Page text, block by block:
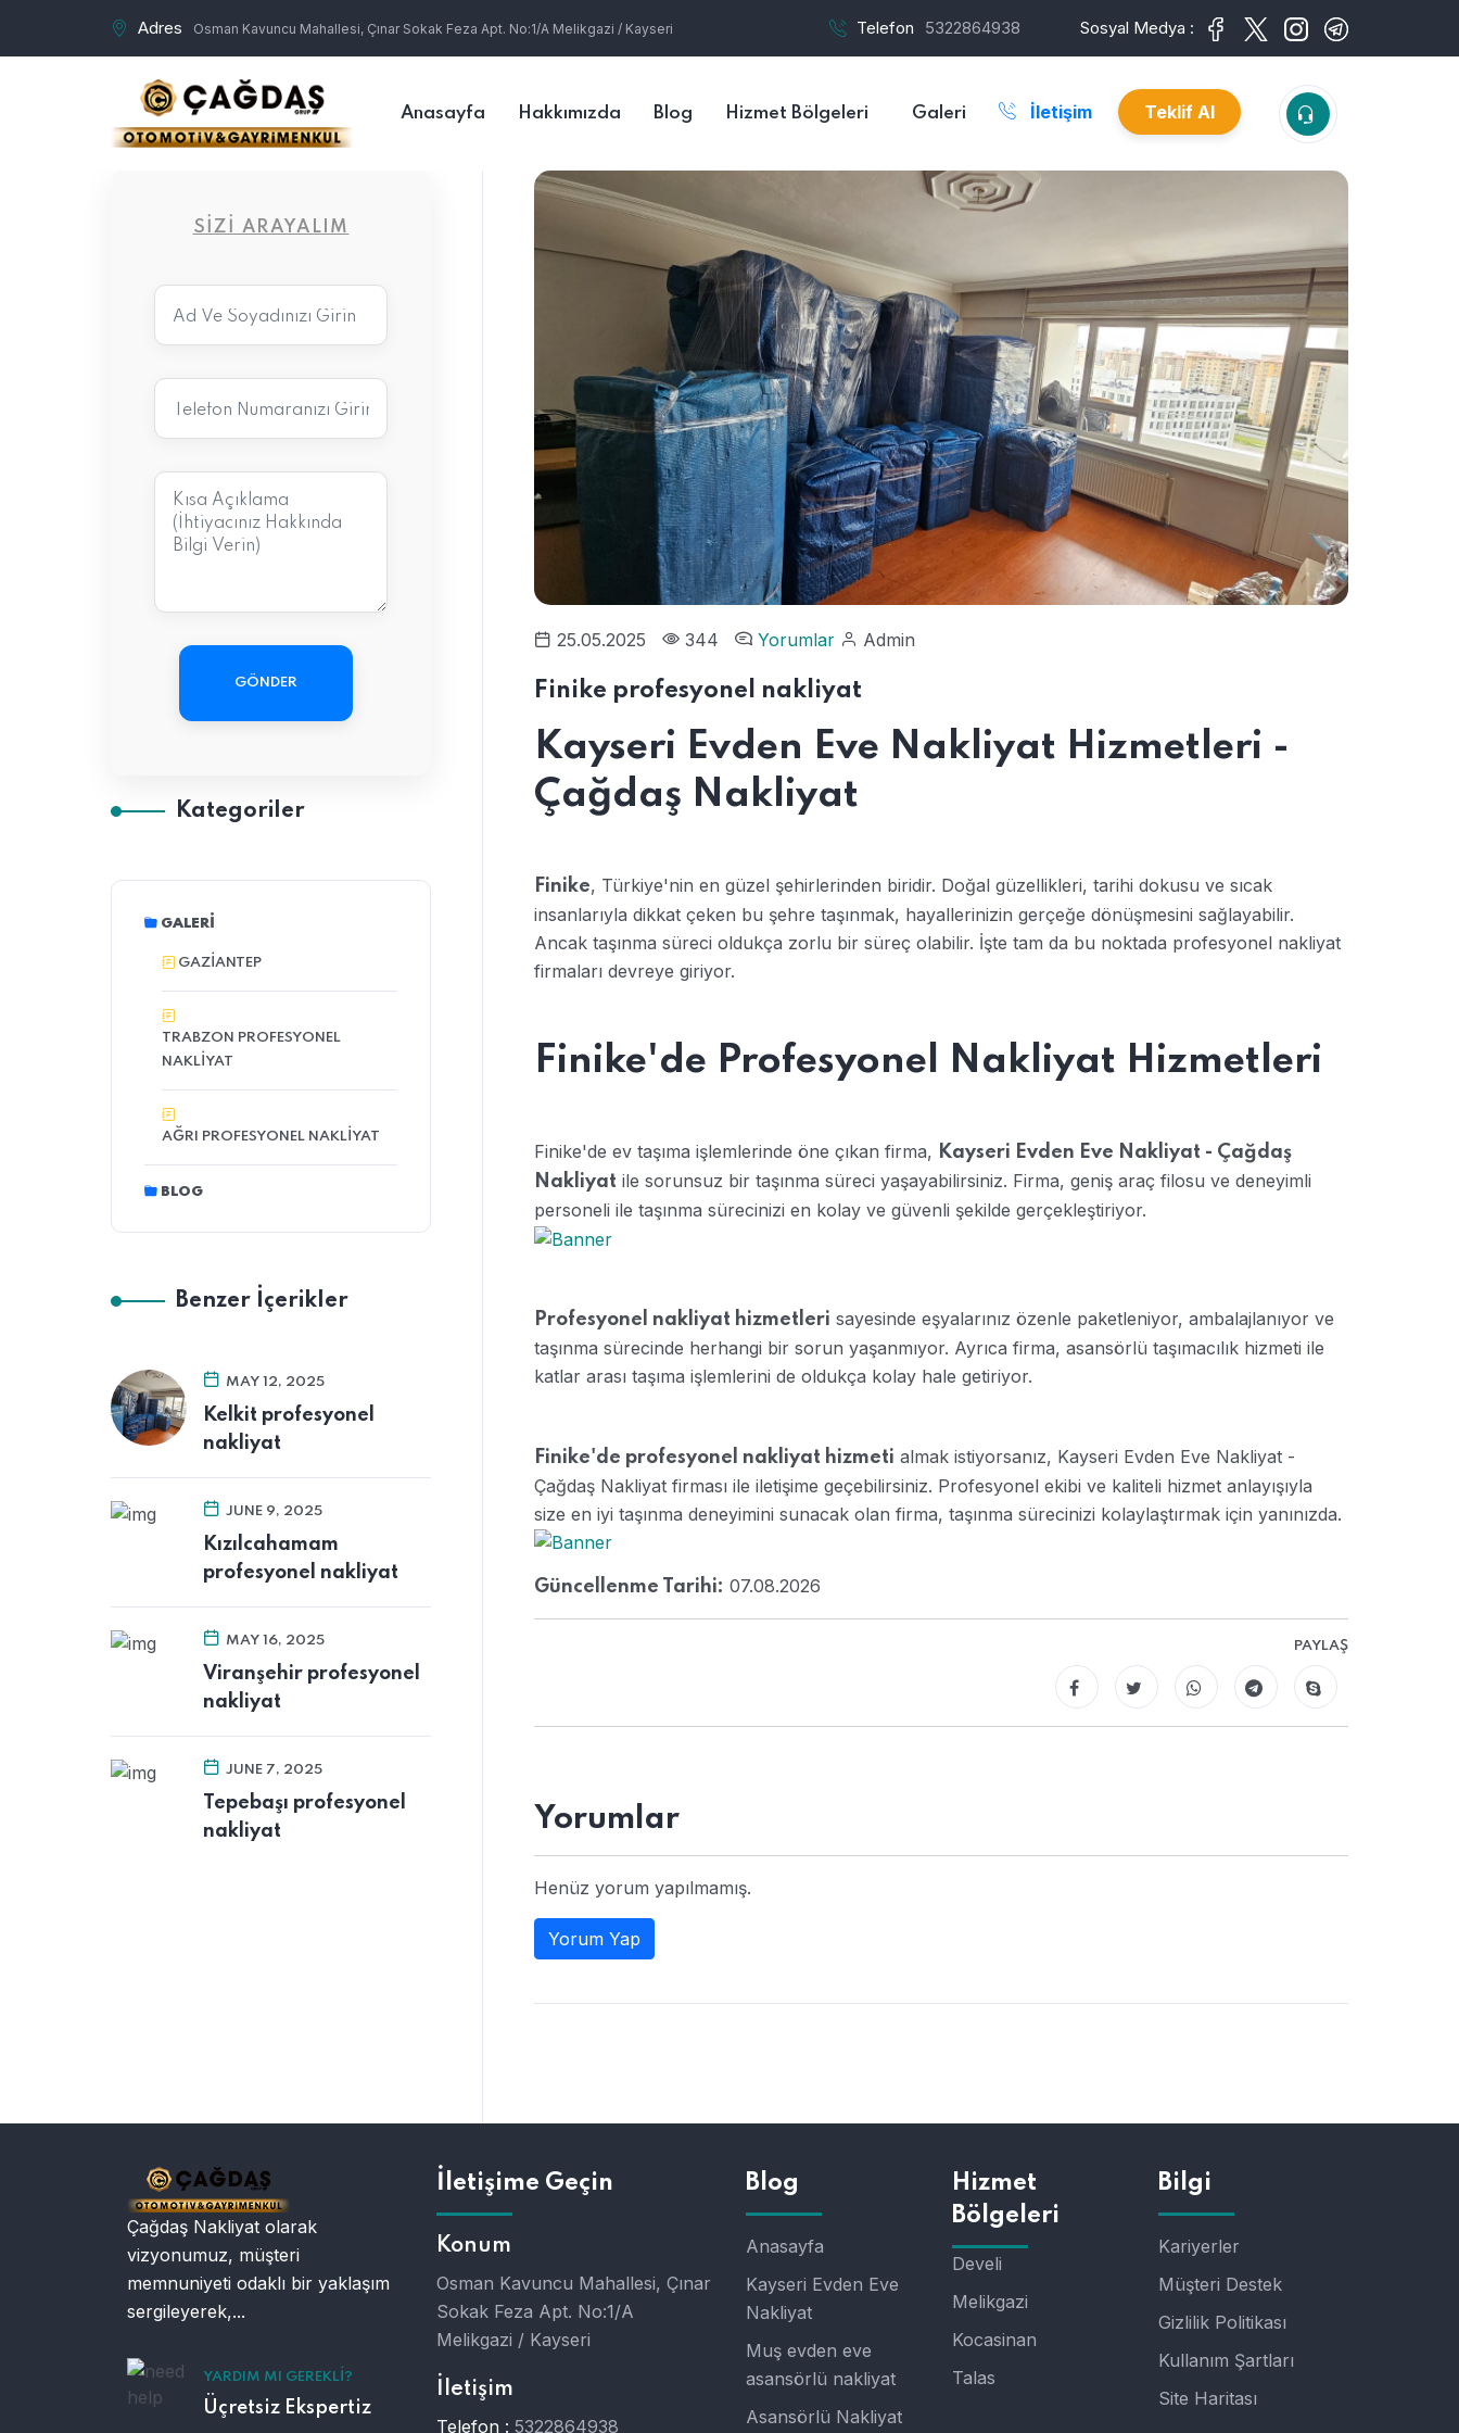
Adres Osman Kavuncu Mahallesi, Çınar Sokak Feza Apt. No:1/A Melikgazi / Kayseri Telefon 5322864938 Sosyal Medya :
Anasayfa Hakkımızda Blog Hizmet Bölgeleri Galeri İletişim Teklif Al
25.05.2025 344 Yorumlar Admin
Finike profesyonel nakliyat
Kayseri Evden Eve Nakliyat Hizmetleri -
Çağdaş Nakliyat
Finike, Türkiye'nin en güzel şehirlerinden biridir. Doğal güzellikleri, tarihi dokusu ve sıcak
insanlarıyla dikkat çeken bu şehre taşınmak, hayallerinizin gerçeğe dönüşmesini sağlayabilir.
Ancak taşınma süreci oldukça zorlu bir süreç olabilir. İşte tam da bu noktada profesyonel nakliyat
firmaları devreye giriyor.
Finike'de Profesyonel Nakliyat Hizmetleri
Finike'de ev taşıma işlemlerinde öne çıkan firma, Kayseri Evden Eve Nakliyat - Çağdaş
Nakliyat ile sorunsuz bir taşınma süreci yaşayabilirsiniz. Firma, geniş araç filosu ve deneyimli
personeli ile taşınma sürecinizi en kolay ve güvenli şekilde gerçekleştiriyor.
Profesyonel nakliyat hizmetleri sayesinde eşyalarınız özenle paketleniyor, ambalajlanıyor ve
taşınma sürecinde herhangi bir sorun yaşanmıyor. Ayrıca firma, asansörlü taşımacılık hizmeti ile
katlar arası taşıma işlemlerini de oldukça kolay hale getiriyor.
Finike'de profesyonel nakliyat hizmeti almak istiyorsanız, Kayseri Evden Eve Nakliyat -
Çağdaş Nakliyat firması ile iletişime geçebilirsiniz. Profesyonel ekibi ve kaliteli hizmet anlayışıyla
size en iyi taşınma deneyimini sunacak olan firma, taşınma sürecinizi kolaylaştırmak için yanınızda.
Güncellenme Tarihi: 07.08.2026
PAYLAŞ
Yorumlar
Henüz yorum yapılmamış.
Yorum Yap
SIZI ARAYALIM
GÖNDER
Kategoriler
GALERI
GAZIANTEP
TRABZON PROFESYONEL
NAKLIYAT
AĞRI PROFESYONEL NAKLIYAT
BLOG
Benzer İçerikler
MAY 12, 2025
Kelkit profesyonel
nakliyat
JUNE 9, 2025
Kızılcahamam
profesyonel nakliyat
MAY 16, 2025
Viranşehir profesyonel
nakliyat
JUNE 7, 2025
Tepebaşı profesyonel
nakliyat
Çağdaş Nakliyat olarak
vizyonumuz, müşteri
memnuniyeti odaklı bir yaklaşım
sergileyerek,...
YARDIM MI GEREKLI?
Üçretsiz Ekspertiz
İletişime Geçin
Konum
Osman Kavuncu Mahallesi, Çınar
Sokak Feza Apt. No:1/A
Melikgazi / Kayseri
İletişim
Telefon : 5322864938
Blog
Anasayfa
Kayseri Evden Eve
Nakliyat
Muş evden eve
asansörlü nakliyat
Asansörlü Nakliyat
Hizmet
Bölgeleri
Develi
Melikgazi
Kocasinan
Talas
Bilgi
Kariyerler
Müşteri Destek
Gizlilik Politikası
Kullanım Şartları
Site Haritası